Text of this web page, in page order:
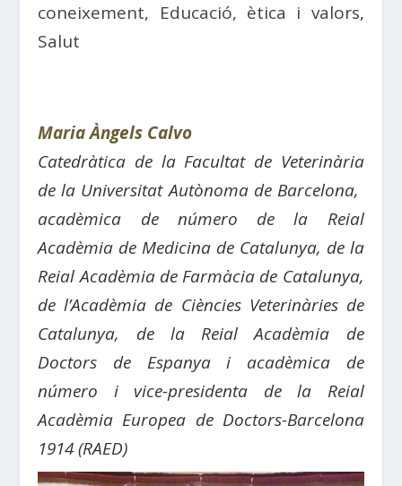
coneixement, Educació, ètica i valors,
Salut
Maria Àngels Calvo
Catedràtica de la Facultat de Veterinària
de la Universitat Autònoma de Barcelona, ​​
acadèmica de número de la Reial
Acadèmia de Medicina de Catalunya, de la
Reial Acadèmia de Farmàcia de Catalunya,
de l’Acadèmia de Ciències Veterinàries de
Catalunya, de la Reial Acadèmia de
Doctors de Espanya i acadèmica de
número i vice-presidenta de la Reial
Acadèmia Europea de Doctors-Barcelona
1914 (RAED)